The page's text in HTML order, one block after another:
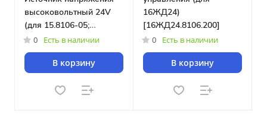
высоковольтный 24V
(для 15.8106-05;
15.8106-15; 151.8106-05;
141.8106; 143.8106;
30ЖД24; 35ЖД24) [ВИН
0 Есть в наличии
В корзину
16ЖД24)
[16ЖД24.8106.200]
0 Есть в наличии
В корзину